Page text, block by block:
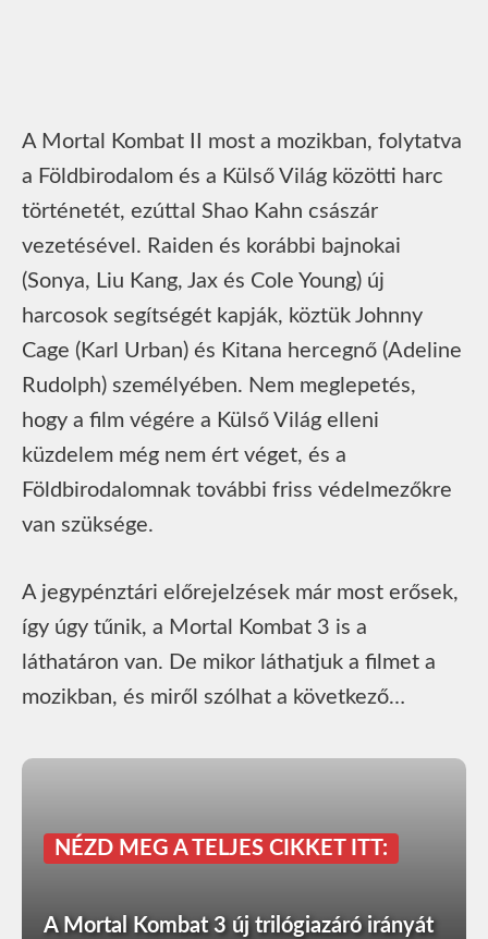
A Mortal Kombat II most a mozikban, folytatva
a Földbirodalom és a Külső Világ közötti harc
történetét, ezúttal Shao Kahn császár
vezetésével. Raiden és korábbi bajnokai
(Sonya, Liu Kang, Jax és Cole Young) új
harcosok segítségét kapják, köztük Johnny
Cage (Karl Urban) és Kitana hercegnő (Adeline
Rudolph) személyében. Nem meglepetés,
hogy a film végére a Külső Világ elleni
küzdelem még nem ért véget, és a
Földbirodalomnak további friss védelmezőkre
van szüksége.
A jegypénztári előrejelzések már most erősek,
így úgy tűnik, a Mortal Kombat 3 is a
láthatáron van. De mikor láthatjuk a filmet a
mozikban, és miről szólhat a következő…
NÉZD MEG A TELJES CIKKET ITT:
A Mortal Kombat 3 új trilógiazáró irányát